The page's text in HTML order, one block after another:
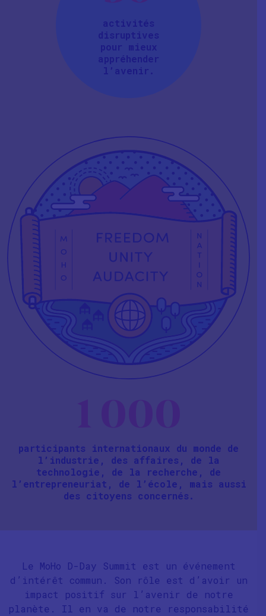
activités
disruptives
pour mieux
appréhender
l’avenir.
participants internationaux du monde de
l’industrie, des affaires, de la
technologie, de la recherche, de
l’entrepreneuriat, de l’école, mais aussi
des citoyens concernés.
Le MoHo D-Day Summit est un événement
d’intérêt commun. Son rôle est d’avoir un
impact positif sur l’avenir de notre
planète. Il en va de notre responsabilité